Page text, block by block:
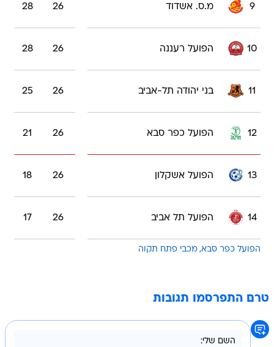
9 מ.ס. אשדוד 26
28
10 הפועל רעננה 26
28
11 בני יהודה תל-אביב 26
25
12 הפועל כפר סבא 26
21
13 הפועל אשקלון 26
18
14 הפועל תל אביב 26
17
הפועל כפר סבא מכבי פתח תקוה
טרם התפרסמו תגובות